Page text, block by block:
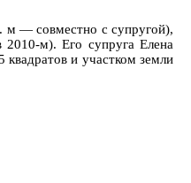
м — совместно с супругой),
м). Его супруга Елена
и участком земли